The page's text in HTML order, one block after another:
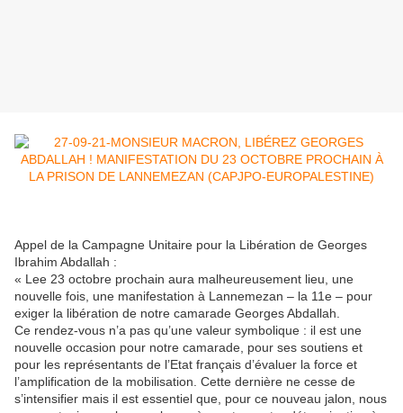
Appel de la Campagne Unitaire pour la Libération de Georges
Ibrahim Abdallah :
« Lee 23 octobre prochain aura malheureusement lieu, une
nouvelle fois, une manifestation à Lannemezan – la 11e – pour
exiger la libération de notre camarade Georges Abdallah.
Ce rendez-vous n’a pas qu’une valeur symbolique : il est une
nouvelle occasion pour notre camarade, pour ses soutiens et
pour les représentants de l’Etat français d’évaluer la force et
l’amplification de la mobilisation. Cette dernière ne cesse de
s’intensifier mais il est essentiel que, pour ce nouveau jalon, nous